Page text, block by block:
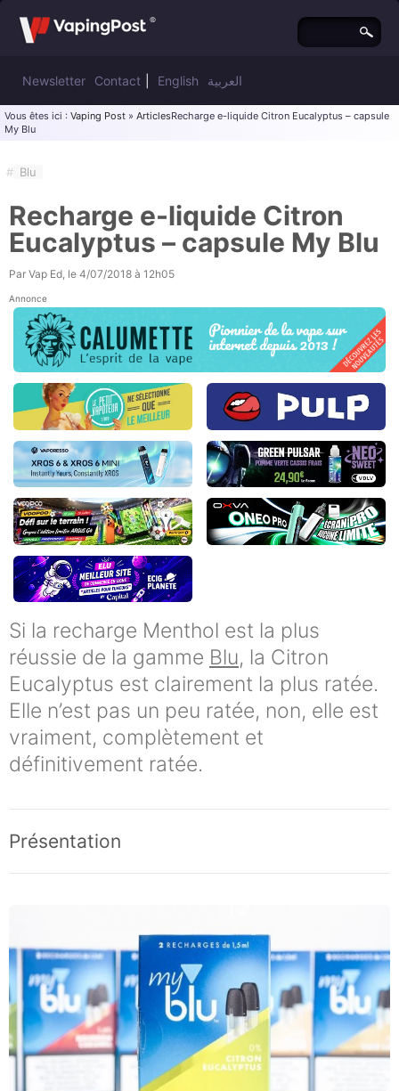
Newsletter Contact English العربية
Vous êtes ici : Vaping Post » ArticlesRecharge e-liquide Citron Eucalyptus – capsule
My Blu
# Blu
Recharge e-liquide Citron
Eucalyptus – capsule My Blu
Par Vap Ed, le 4/07/2018 à 12h05
Annonce
Si la recharge Menthol est la plus
réussie de la gamme Blu, la Citron
Eucalyptus est clairement la plus ratée.
Elle n’est pas un peu ratée, non, elle est
vraiment, complètement et
définitivement ratée.
Présentation